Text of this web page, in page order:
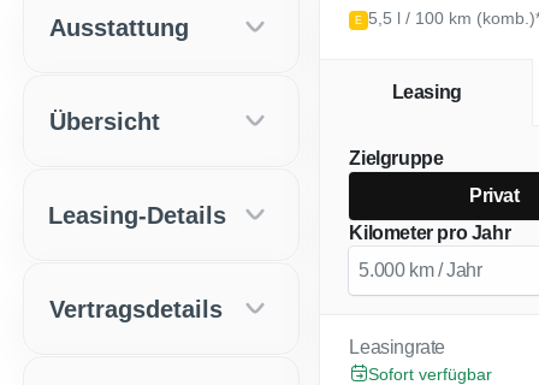
E 5,5 l / 100 km
Leasing
Zielgruppe
Privat
Kilometer pro Jahr
Leasingrate
Sofort verfügbar
Ausstattung
Übersicht
Leasing-Details
Vertragsdetails